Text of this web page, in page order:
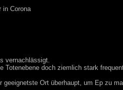
in Corona
vernachlässigt.
doch ziemlich stark
Ort überhaupt, um Ep zu